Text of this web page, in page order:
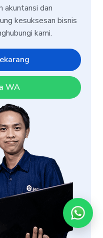
akuntansi dan
kesuksesan bisnis
kami.
WA